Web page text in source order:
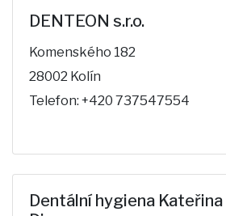
DENTEON s.r.o.
Komenského 182
28002 Kolín
Telefon: +420 737547554
Dentální hygiena